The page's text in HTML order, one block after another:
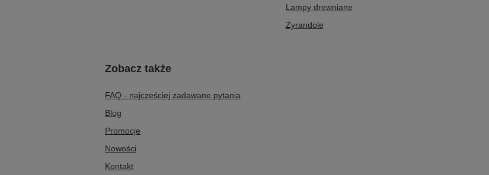
Lampy drewniane
Żyrandole
Zobacz także
FAQ - najcześciej zadawane pytania
Blog
Promocje
Nowości
Kontakt